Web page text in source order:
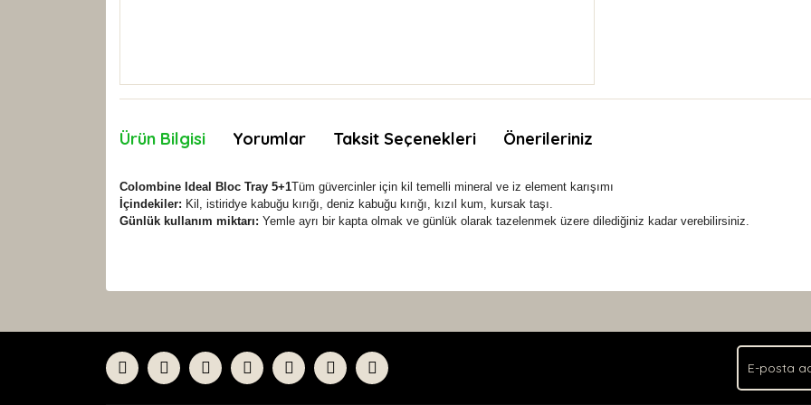
Ürün Bilgisi Yorumlar Taksit Seçenekleri Önerileriniz
Colombine Ideal Bloc Tray 5+1Tüm güvercinler için kil temelli mineral ve iz element karışımı
İçindekiler: Kil, istiridye kabuğu kırığı, deniz kabuğu kırığı, kızıl kum, kursak taşı.
Günlük kullanım miktarı: Yemle ayrı bir kapta olmak ve günlük olarak tazelenmek üzere dilediğiniz kadar verebilirsiniz.
Ürün açıklamasında eksik bilgiler bulunuyor.